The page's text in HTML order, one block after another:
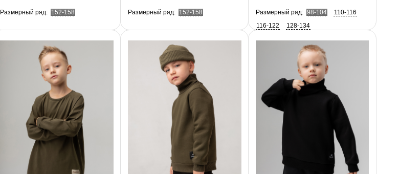
Размерный ряд: 152-158 Размерный ряд: 152-158 Размерный ряд: 98-104
110-116
116-122
128-134